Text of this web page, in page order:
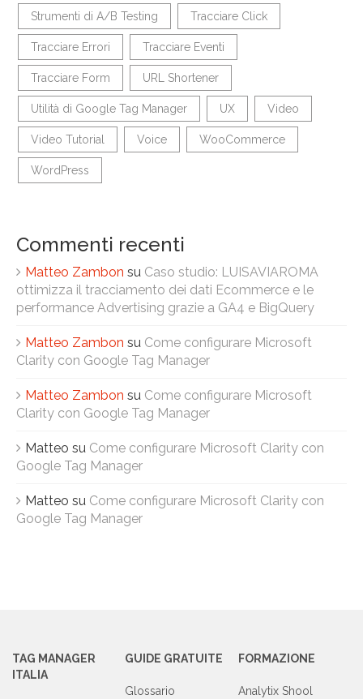
Strumenti di A/B Testing Tracciare Click
Tracciare Errori Tracciare Eventi
Tracciare Form URL Shortener
Utilità di Google Tag Manager UX Video
Video Tutorial Voice WooCommerce
WordPress
Commenti recenti
Matteo Zambon su Caso studio: LUISAVIAROMA
ottimizza il tracciamento dei dati Ecommerce e le
performance Advertising grazie a GA4 e BigQuery
Matteo Zambon su Come configurare Microsoft
Clarity con Google Tag Manager
Matteo Zambon su Come configurare Microsoft
Clarity con Google Tag Manager
Matteo su Come configurare Microsoft Clarity con
Google Tag Manager
Matteo su Come configurare Microsoft Clarity con
Google Tag Manager
TAG MANAGER
ITALIA
GUIDE GRATUITE
Glossario
FORMAZIONE
Analytix Shool